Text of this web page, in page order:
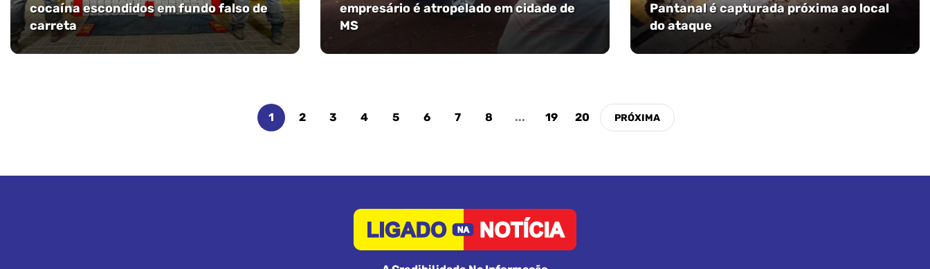
cocaína escondidos em fundo falso de
carreta
empresário é atropelado em cidade de
MS
Pantanal é capturada próxima ao local
do ataque
1 2 3 4 5 6 7 8 ... 19 20